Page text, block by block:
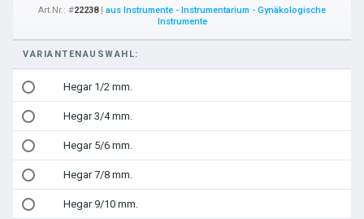
Art.Nr.: #22238| aus Instrumente - Instrumentarium - Gynäkologische
Instrumente
VARIANTENAUSWAHL:
Hegar 1/2 mm.
Hegar 3/4 mm.
Hegar 5/6 mm.
Hegar 7/8 mm.
Hegar 9/10 mm.